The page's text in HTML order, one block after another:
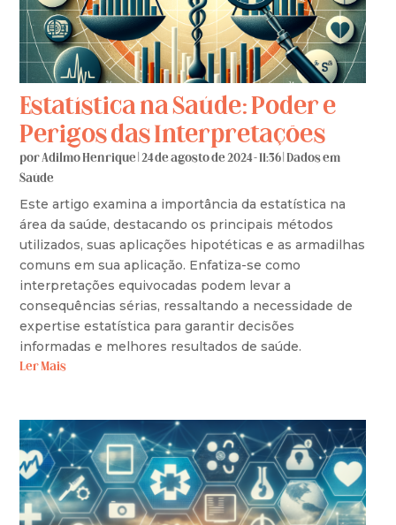
Estatística na Saúde: Poder e
Perigos das Interpretações
porAdilmo Henrique |24 de agosto de 2024 - 11:36 |Dados em
Saúde
Este artigo examina a importância da estatística na
área da saúde, destacando os principais métodos
utilizados, suas aplicações hipotéticas e as armadilhas
comuns em sua aplicação. Enfatiza-se como
interpretações equivocadas podem levar a
consequências sérias, ressaltando a necessidade de
expertise estatística para garantir decisões
informadas e melhores resultados de saúde.
Ler Mais